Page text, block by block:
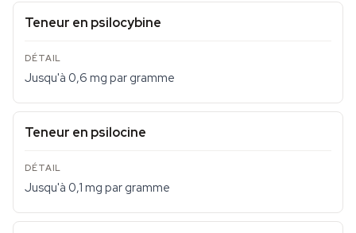
Teneur en psilocybine
Jusqu'à 0,6 mg par gramme
Teneur en psilocine
Jusqu'à 0,1 mg par gramme